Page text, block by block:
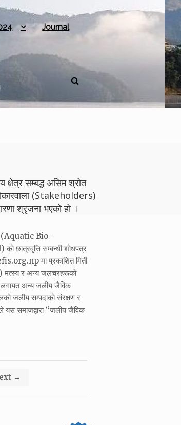
Journal
क्षेत्र सम्बद्ध असिम श्रोत
(Stakeholders)
श्रृजना भएको हो ।
(Aquatic Bio-
सम्बन्धी शोधपत्र
मा प्रकाशित मिती
र अन्य जलचरहरूको
लगायत अन्य जलीय जैविक
जलीय सम्पदाको संरक्षण र
यस समाजद्वारा “जलीय जैविक
→